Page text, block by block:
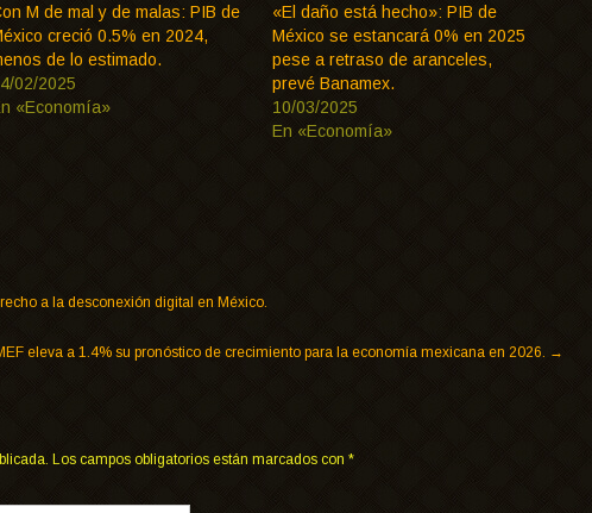
M de mal y de malas: PIB de
creció 0.5% en 2024,
de lo estimado.
02/2025
«Economía»
«El daño está hecho»: PIB de
México se estancará 0% en 2025
pese a retraso de aranceles,
prevé Banamex.
10/03/2025
En «Economía»
a la desconexión digital en México.
eleva a 1.4% su pronóstico de crecimiento para la economía mexicana en 2026. →
Los campos obligatorios están marcados con *